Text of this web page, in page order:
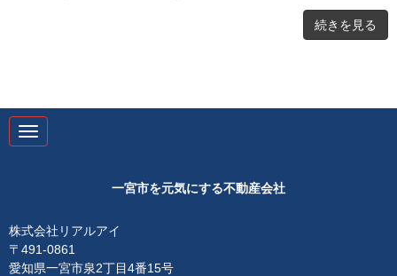
続きを見る
N
a
i
o
一宮市を元気にする不動産会社
株式会社リアルアイ
〒491-0861
愛知県一宮市泉2丁目4番15号